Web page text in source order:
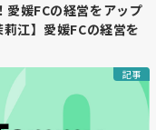
愛媛FCの経営をアップ
江】愛媛FCの経営を
記事